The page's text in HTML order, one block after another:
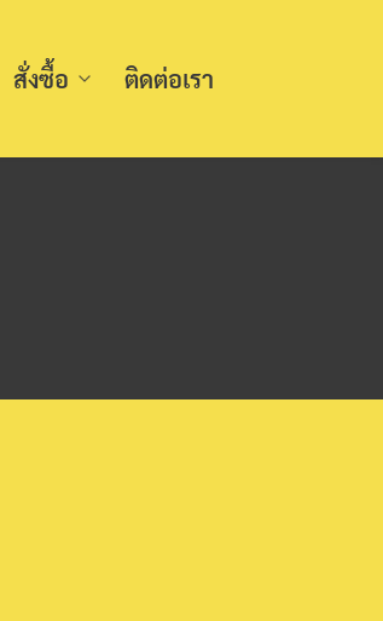
สั่งซื้อ ติดต่อเรา